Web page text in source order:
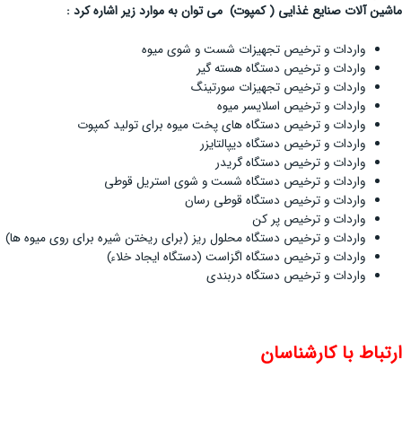
ماشین آلات صنایع غذایی ( کمپوت) می توان به موارد زیر اشاره کرد :
واردات و ترخیص تجهیزات شست و شوی میوه
واردات و ترخیص دستگاه هسته گیر
واردات و ترخیص تجهیزات سورتینگ
واردات و ترخیص اسلایسر میوه
واردات و ترخیص دستگاه های پخت میوه برای تولید کمپوت
واردات و ترخیص دستگاه دیپالتایزر
واردات و ترخیص دستگاه گریدر
واردات و ترخیص دستگاه شست و شوی استریل قوطی
واردات و ترخیص دستگاه قوطی رسان
واردات و ترخیص پر کن
واردات و ترخیص دستگاه محلول ریز (برای ریختن شیره برای روی میوه ها)
واردات و ترخیص دستگاه اگزاست (دستگاه ایجاد خلاء)
واردات و ترخیص دستگاه دربندی
ارتباط با کارشناسان